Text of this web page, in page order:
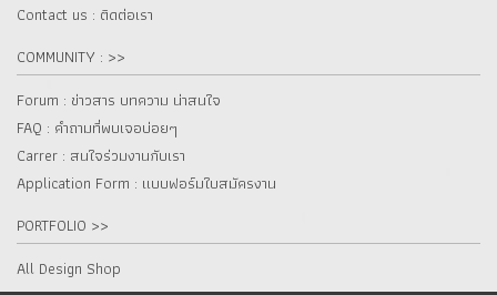
Contact us : ติดต่อเรา
COMMUNITY : >>
Forum : ข่าวสาร บทความ น่าสนใจ
FAQ : คำถามที่พบเจอบ่อยๆ
Carrer : สนใจร่วมงานกับเรา
Application Form : แบบฟอร์มใบสมัครงาน
PORTFOLIO >>
All Design Shop